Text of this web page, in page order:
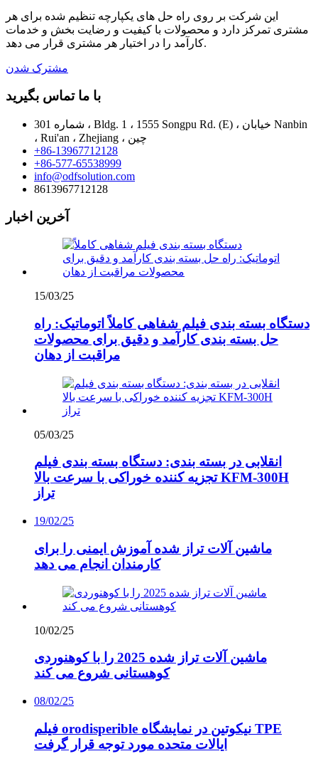
این شرکت بر روی راه حل های یکپارچه تنظیم شده برای هر
مشتری تمرکز دارد و محصولات با کیفیت و رضایت بخش و خدمات
کارآمد را در اختیار هر مشتری قرار می دهد.
مشترک شدن
با ما تماس بگیرید
شماره 301 ، Bldg. 1 ، 1555 Songpu Rd. (E) ، خیابان Nanbin
، Rui'an ، Zhejiang ، چین
+86-13967712128
+86-577-65538999
info@odfsolution.com
8613967712128
آخرین اخبار
15/03/25
دستگاه بسته بندی فیلم شفاهی کاملاً اتوماتیک: راه
حل بسته بندی کارآمد و دقیق برای محصولات
مراقبت از دهان
05/03/25
انقلابی در بسته بندی: دستگاه بسته بندی فیلم
تجزیه کننده خوراکی با سرعت بالا KFM-300H
تراز
19/02/25
ماشین آلات تراز شده آموزش ایمنی را برای
کارمندان انجام می دهد
10/02/25
ماشین آلات تراز شده 2025 را با کوهنوردی
کوهستانی شروع می کند
08/02/25
فیلم orodisperible نیکوتین در نمایشگاه TPE
ایالات متحده مورد توجه قرار گرفت